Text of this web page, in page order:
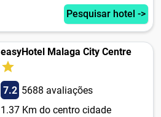
Pesquisar hotel ->
easyHotel Malaga City Centre
7.2 5688 avaliações
1.37 Km do centro cidade